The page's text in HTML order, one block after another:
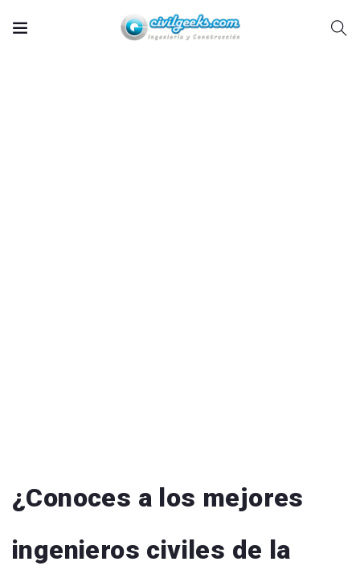
¿Conoces a los mejores
ingenieros civiles de la